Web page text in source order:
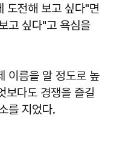
도전해 보고 싶다"면
고 싶다"고 욕심을
이름을 알 정도로 높
보다도 경쟁을 즐길
를 지었다.